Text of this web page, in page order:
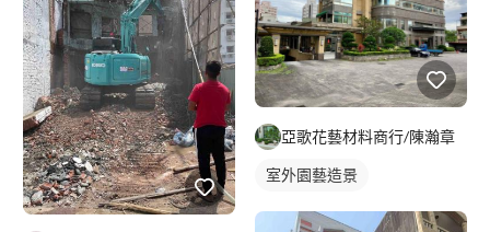
亞歌花藝材料商行/陳瀚章
室外園藝造景